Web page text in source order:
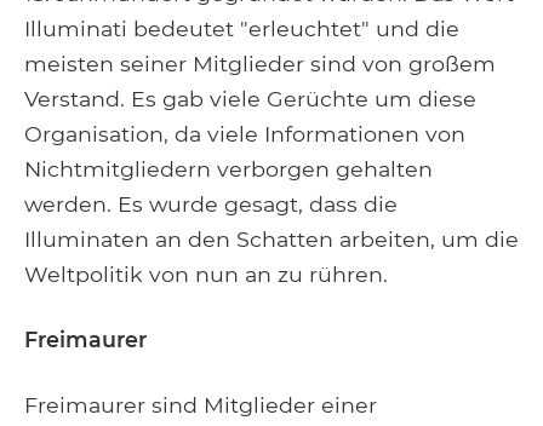
Illuminati bedeutet "erleuchtet" und die
meisten seiner Mitglieder sind von großem
Verstand. Es gab viele Gerüchte um diese
Organisation, da viele Informationen von
Nichtmitgliedern verborgen gehalten
werden. Es wurde gesagt, dass die
Illuminaten an den Schatten arbeiten, um die
Weltpolitik von nun an zu rühren.
Freimaurer
Freimaurer sind Mitglieder einer